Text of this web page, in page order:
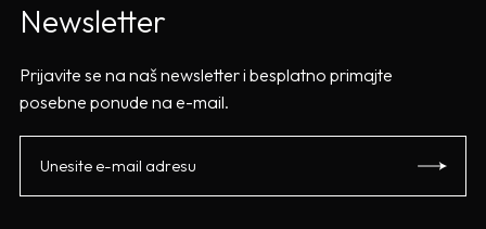
Newsletter
Prijavite se na naš newsletter i besplatno primajte
posebne ponude na e-mail.